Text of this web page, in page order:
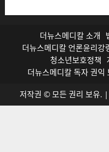
더뉴스메디칼 소개
더뉴스메디칼 언론윤리강
청소년보호정책
더뉴스메디칼 독자 권익
저작권 © 모든 권리 보유. |